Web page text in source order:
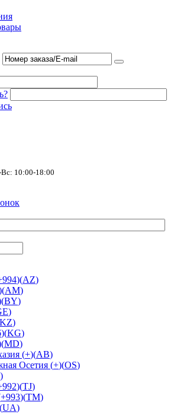
10:00-18:00
)(AZ)
(AM)
(BY)
)
KZ)
)(KG)
(MD)
(+)(AB)
Осетия (+)(OS)
)
)(TJ)
+993)(TM)
(UA)